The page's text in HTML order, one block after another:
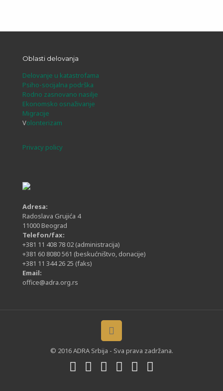
Oblasti delovanja
Delovanje u katastrofama
Psiho-socijalna podrška
Rodno zasnovano nasilje
Ekonomsko osnaživanje
Migracije
Volonterizam
Privacy policy
Adresa:
Radoslava Grujića 4
11000 Beograd
Telefon/fax:
+381 11 408 78 02 (administracija)
+381 60 8080 561 (beskućništvo, donacije)
+381 11 344 26 25 (faks)
Email:
office@adra.org.rs
© 2016 ADRA Srbija - Sva prava zadržana.